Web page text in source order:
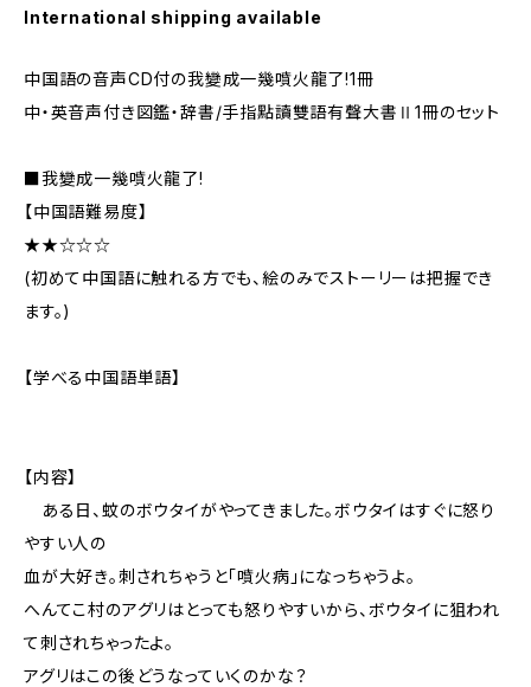
International shipping available
中国語の音声CD付の我變成一幾噴火龍了!1冊
中・英音声付き図鑑・辞書/手指點讀雙語有聲大書Ⅱ1冊のセット
■我變成一幾噴火龍了!
【中国語難易度】
★★☆☆☆
(初めて中国語に触れる方でも、絵のみでストーリーは把握でき
ます。)
【学べる中国語単語】
【内容】
ある日、蚊のボウタイがやってきました。ボウタイはすぐに怒り
やすい人の
血が大好き。刺されちゃうと「噴火病」になっちゃうよ。
へんてこ村のアグリはとっても怒りやすいから、ボウタイに狙われ
て刺されちゃったよ。
アグリはこの後どうなっていくのかな？